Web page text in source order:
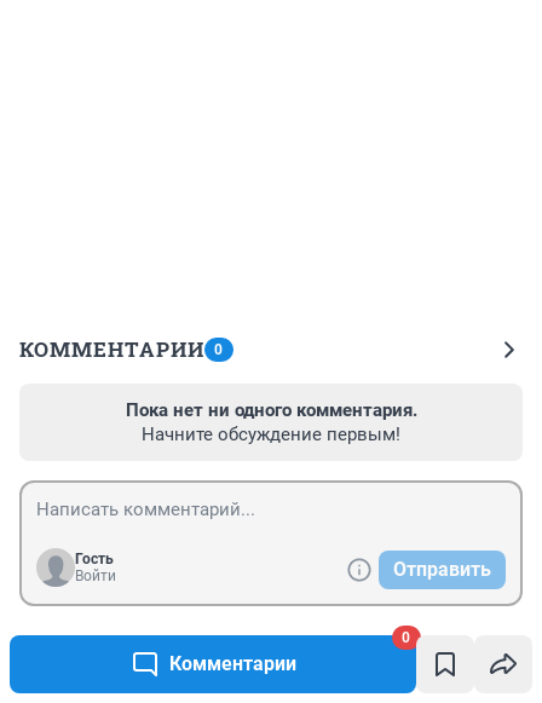
Комментарии
0
КОММЕНТАРИИ 0
Пока нет ни одного комментария.
Начните обсуждение первым!
Гость
Войти
Отправить
Новости СМИ2